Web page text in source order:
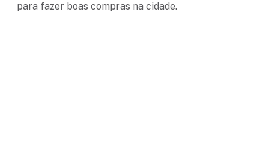
para fazer boas compras na cidade.